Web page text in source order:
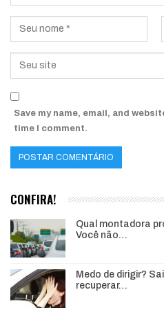
Save my name, email, and
time I comment.
CONFIRA!
Qual montadora
Você não…
Medo de dirigir?
recuperar…